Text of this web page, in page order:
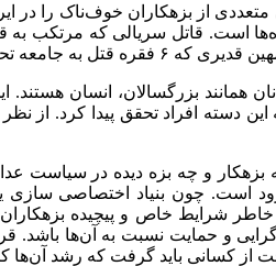
متعددی از بزهکاران خوف‌ناک را
تحویل داد.
بزرگسالان، انسان‌ هستند.
دسته افراد تحقق پیدا کرد. از
و چه بزه‌ دیده در سیاست
چون بنیاد اختصاصی سازی
شرایط خاص و پیچیده
از کسانی باید گرفت که رشد